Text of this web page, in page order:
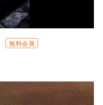
無料会員